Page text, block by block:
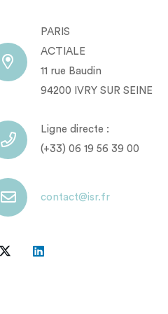
PARIS
ACTIALE
11 rue Baudin
94200 IVRY SUR SEINE
Ligne directe :
(+33) 06 19 56 39 00
contact@isr.fr